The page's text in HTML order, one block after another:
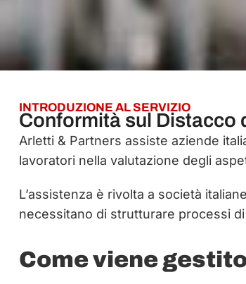
INTRODUZIONE AL SERVIZIO
Conformità sul Distacco
Arletti & Partners assiste aziende
lavoratori nella valutazione degli
L’assistenza è rivolta a società
necessitano di strutturare processi
Come viene